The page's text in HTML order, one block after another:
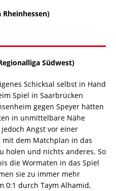
Südwest)
Schicksal selbst in Hand
Spiel in Saarbrücken
gegen Speyer hätten
in unmittelbare Nähe
Angst vor einer
mit dem Matchplan in das
holen und nichts anderes. So
die Wormaten in das Spiel
sie zu immer mehr
0:1 durch Taym Alhamid,